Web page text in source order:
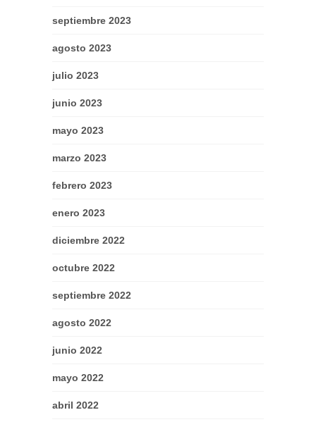
septiembre 2023
agosto 2023
julio 2023
junio 2023
mayo 2023
marzo 2023
febrero 2023
enero 2023
diciembre 2022
octubre 2022
septiembre 2022
agosto 2022
junio 2022
mayo 2022
abril 2022